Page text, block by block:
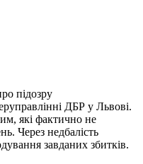
підозру
ДБР у Львові.
які фактично не
Через недбалість
завданих збитків.